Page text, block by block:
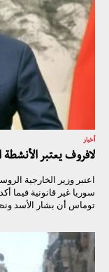
أخبار
لافروف يعتبر الأنشطة
اعتبر وزير الخارجية
سوريا غير قانونية فيما
توماس أن بشار الأسد